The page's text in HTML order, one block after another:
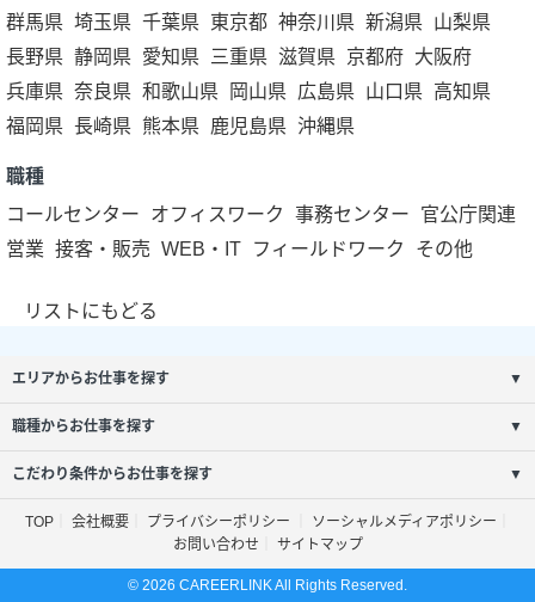
群馬県 埼玉県 千葉県 東京都 神奈川県 新潟県 山梨県
長野県 静岡県 愛知県 三重県 滋賀県 京都府 大阪府
兵庫県 奈良県 和歌山県 岡山県 広島県 山口県 高知県
福岡県 長崎県 熊本県 鹿児島県 沖縄県
職種
コールセンター
オフィスワーク 事務センター
官公庁関連
営業 接客・販売 WEB・IT フィールドワーク その他
リストにもどる
エリアからお仕事を探す ▼
職種からお仕事を探す ▼
こだわり条件からお仕事を探す ▼
TOP 会社概要 プライバシーポリシー
ソーシャルメディアポリシー
お問い合わせ
サイトマップ
© 2026 CAREERLINK All Rights Reserved.